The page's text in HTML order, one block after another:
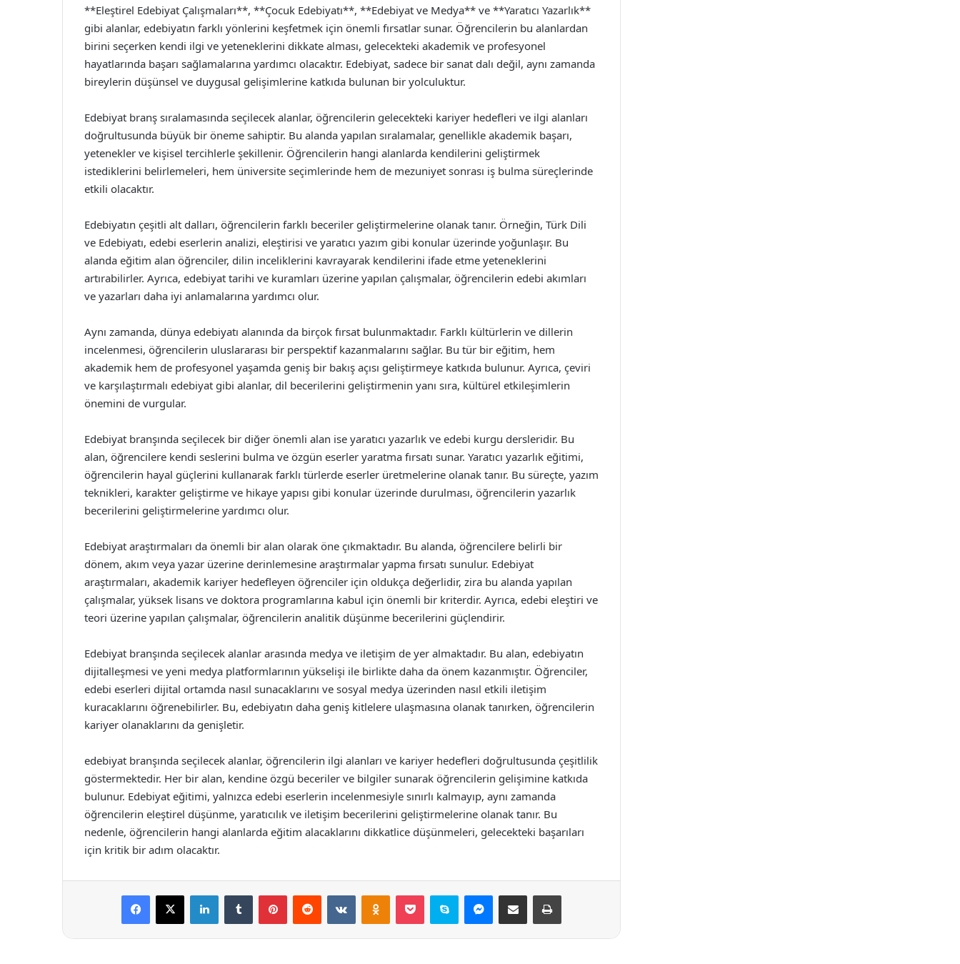
**Eleştirel Edebiyat Çalışmaları**, **Çocuk Edebiyatı**, **Edebiyat ve Medya** ve **Yaratıcı Yazarlık**
gibi alanlar, edebiyatın farklı yönlerini keşfetmek için önemli fırsatlar sunar. Öğrencilerin bu alanlardan
birini seçerken kendi ilgi ve yeteneklerini dikkate alması, gelecekteki akademik ve profesyonel
hayatlarında başarı sağlamalarına yardımcı olacaktır. Edebiyat, sadece bir sanat dalı değil, aynı zamanda
bireylerin düşünsel ve duygusal gelişimlerine katkıda bulunan bir yolculuktur.
Edebiyat branş sıralamasında seçilecek alanlar, öğrencilerin gelecekteki kariyer hedefleri ve ilgi alanları
doğrultusunda büyük bir öneme sahiptir. Bu alanda yapılan sıralamalar, genellikle akademik başarı,
yetenekler ve kişisel tercihlerle şekillenir. Öğrencilerin hangi alanlarda kendilerini geliştirmek
istediklerini belirlemeleri, hem üniversite seçimlerinde hem de mezuniyet sonrası iş bulma süreçlerinde
etkili olacaktır.
Edebiyatın çeşitli alt dalları, öğrencilerin farklı beceriler geliştirmelerine olanak tanır. Örneğin, Türk Dili
ve Edebiyatı, edebi eserlerin analizi, eleştirisi ve yaratıcı yazım gibi konular üzerinde yoğunlaşır. Bu
alanda eğitim alan öğrenciler, dilin inceliklerini kavrayarak kendilerini ifade etme yeteneklerini
artırabilirler. Ayrıca, edebiyat tarihi ve kuramları üzerine yapılan çalışmalar, öğrencilerin edebi akımları
ve yazarları daha iyi anlamalarına yardımcı olur.
Aynı zamanda, dünya edebiyatı alanında da birçok fırsat bulunmaktadır. Farklı kültürlerin ve dillerin
incelenmesi, öğrencilerin uluslararası bir perspektif kazanmalarını sağlar. Bu tür bir eğitim, hem
akademik hem de profesyonel yaşamda geniş bir bakış açısı geliştirmeye katkıda bulunur. Ayrıca, çeviri
ve karşılaştırmalı edebiyat gibi alanlar, dil becerilerini geliştirmenin yanı sıra, kültürel etkileşimlerin
önemini de vurgular.
Edebiyat branşında seçilecek bir diğer önemli alan ise yaratıcı yazarlık ve edebi kurgu dersleridir. Bu
alan, öğrencilere kendi seslerini bulma ve özgün eserler yaratma fırsatı sunar. Yaratıcı yazarlık eğitimi,
öğrencilerin hayal güçlerini kullanarak farklı türlerde eserler üretmelerine olanak tanır. Bu süreçte, yazım
teknikleri, karakter geliştirme ve hikaye yapısı gibi konular üzerinde durulması, öğrencilerin yazarlık
becerilerini geliştirmelerine yardımcı olur.
Edebiyat araştırmaları da önemli bir alan olarak öne çıkmaktadır. Bu alanda, öğrencilere belirli bir
dönem, akım veya yazar üzerine derinlemesine araştırmalar yapma fırsatı sunulur. Edebiyat
araştırmaları, akademik kariyer hedefleyen öğrenciler için oldukça değerlidir, zira bu alanda yapılan
çalışmalar, yüksek lisans ve doktora programlarına kabul için önemli bir kriterdir. Ayrıca, edebi eleştiri ve
teori üzerine yapılan çalışmalar, öğrencilerin analitik düşünme becerilerini güçlendirir.
Edebiyat branşında seçilecek alanlar arasında medya ve iletişim de yer almaktadır. Bu alan, edebiyatın
dijitalleşmesi ve yeni medya platformlarının yükselişi ile birlikte daha da önem kazanmıştır. Öğrenciler,
edebi eserleri dijital ortamda nasıl sunacaklarını ve sosyal medya üzerinden nasıl etkili iletişim
kuracaklarını öğrenebilirler. Bu, edebiyatın daha geniş kitlelere ulaşmasına olanak tanırken, öğrencilerin
kariyer olanaklarını da genişletir.
edebiyat branşında seçilecek alanlar, öğrencilerin ilgi alanları ve kariyer hedefleri doğrultusunda çeşitlilik
göstermektedir. Her bir alan, kendine özgü beceriler ve bilgiler sunarak öğrencilerin gelişimine katkıda
bulunur. Edebiyat eğitimi, yalnızca edebi eserlerin incelenmesiyle sınırlı kalmayıp, aynı zamanda
öğrencilerin eleştirel düşünme, yaratıcılık ve iletişim becerilerini geliştirmelerine olanak tanır. Bu
nedenle, öğrencilerin hangi alanlarda eğitim alacaklarını dikkatlice düşünmeleri, gelecekteki başarıları
için kritik bir adım olacaktır.
Facebook
X LinkedInTumblr PinterestReddit VKontakteOdnoklassniki
Pocket Skype Messenger
E-Posta ile paylaş Yazdır